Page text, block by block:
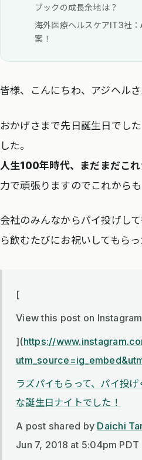
ブックの成長余地は？
海外医療ヘルスケアIT3社
案！
皆様、こんにちわ、アジヘルさ
おかげさまで先日誕生日でし
した。
人生100年時代、まだまだこれ
力で頑張りますのでこれから
会社のみんなからパイ投げし
ら飲むたびにお祝いしてもら
[
View this post on Instagram
](https://
ラズパイもらって、パイ投
な誕生日ナイトでした！
A post shared by Daichi
Jun 7, 2018 at 5:04pm PDT